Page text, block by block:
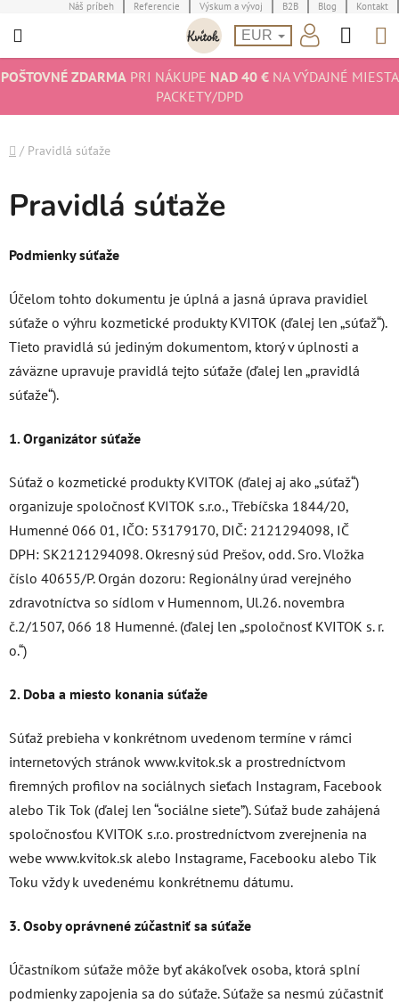
na
Náš príbeh Referencie Výskum a vývoj B2B Blog Kontakt
EUR
POŠTOVNÉ ZDARMAPRI NÁKUPE NAD 40 €NA VÝDAJNÉ MIESTA
PACKETY/DPD
Domov
/ Pravidlá súťaže
Pravidlá súťaže
Podmienky súťaže
Účelom tohto dokumentu je úplná a jasná úprava pravidiel
súťaže o výhru kozmetické produkty KVITOK (ďalej len „súťaž“).
Tieto pravidlá sú jediným dokumentom, ktorý v úplnosti a
záväzne upravuje pravidlá tejto súťaže (ďalej len „pravidlá
súťaže“).
1. Organizátor súťaže
Súťaž o kozmetické produkty KVITOK (ďalej aj ako „súťaž“)
organizuje spoločnosť KVITOK s.r.o., Třebíčska 1844/20,
Humenné 066 01, IČO: 53179170, DIČ: 2121294098, IČ
DPH: SK2121294098. Okresný súd Prešov, odd. Sro. Vložka
číslo 40655/P. Orgán dozoru: Regionálny úrad verejného
zdravotníctva so sídlom v Humennom, Ul.26. novembra
č.2/1507, 066 18 Humenné. (ďalej len „spoločnosť KVITOK s. r.
o.“)
2. Doba a miesto konania súťaže
Súťaž prebieha v konkrétnom uvedenom termíne v rámci
internetových stránok www.kvitok.sk a prostredníctvom
firemných profilov na sociálnych sieťach Instagram, Facebook
alebo Tik Tok (ďalej len “sociálne siete”). Súťaž bude zahájená
spoločnosťou KVITOK s.r.o. prostredníctvom zverejnenia na
webe www.kvitok.sk alebo Instagrame, Facebooku alebo Tik
Toku vždy k uvedenému konkrétnemu dátumu.
3. Osoby oprávnené zúčastniť sa súťaže
Účastníkom súťaže môže byť akákoľvek osoba, ktorá splní
podmienky zapojenia sa do súťaže. Súťaže sa nesmú zúčastniť